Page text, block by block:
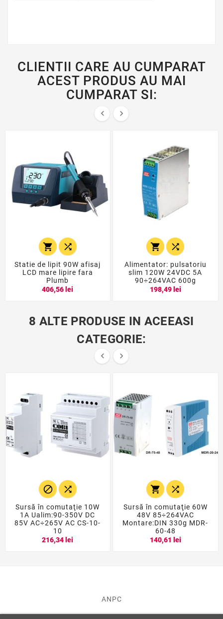
CLIENTII CARE AU CUMPARAT
ACEST PRODUS AU MAI
CUMPARAT SI:
 
 
Statie de lipit 90W afisaj
LCD mare lipire fara
Plumb
406,56 lei
 
Alimentator: pulsatoriu
slim 120W 24VDC 5A
90÷264VAC 600g
198,49 lei
8 ALTE PRODUSE IN ACEEASI
CATEGORIE:
 
 
Sursă în comutaţie 10W
1A Ualim:90-350V DC
85V AC÷265V AC CS-10-
10
216,34 lei
 
Sursă în comutaţie 60W
48V 85÷264VAC
Montare:DIN 330g MDR-
60-48
140,61 lei
ANPC